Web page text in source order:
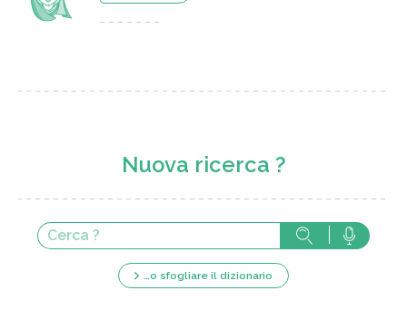
Nuova ricerca ?
…o sfogliare il dizionario